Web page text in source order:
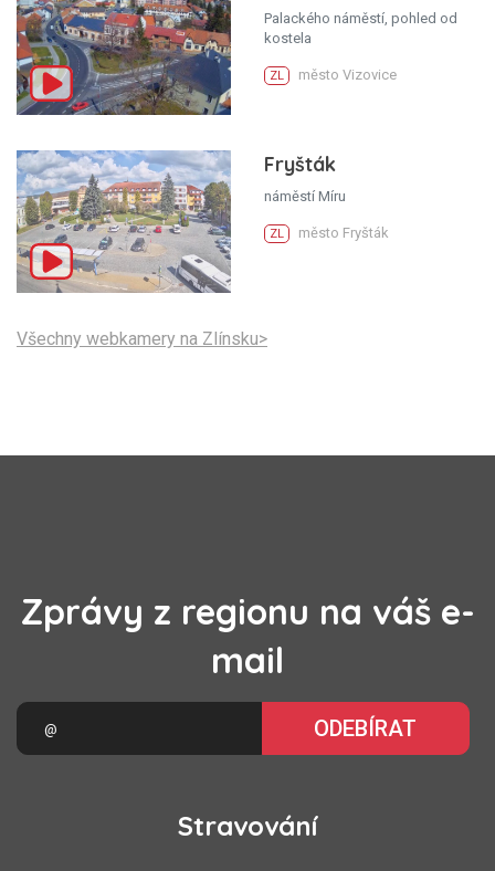
Palackého náměstí, pohled od
kostela
ZL město Vizovice
Fryšták
náměstí Míru
ZL město Fryšták
Všechny webkamery na Zlínsku>
Zprávy z regionu na váš e-
mail
ODEBÍRAT
Stravování